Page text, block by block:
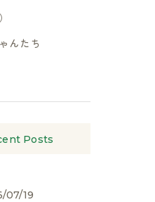
んたち
Posts
07/19